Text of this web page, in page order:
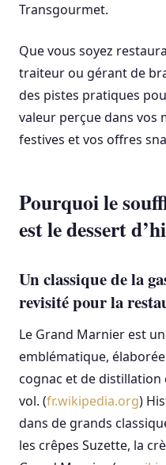
Transgourmet.
Que vous soyez
traiteur ou gérant de
des pistes pratiques
valeur perçue dans vos
festives et vos offres
Pourquoi le
est le dessert
Un classique de la
revisité pour la
Le Grand Marnier est
emblématique,
cognac et de distillation
vol. (fr.wikipedia.org)
dans de grands
les crêpes Suzette, la